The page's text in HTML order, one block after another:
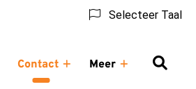
Selecteer Taal
Tarieven
Contact
Meer